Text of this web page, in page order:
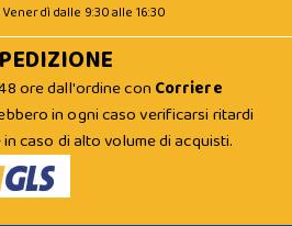
dalle 9:30 alle 16:30
ore dall'ordine con Corriere
in ogni caso verificarsi ritardi
caso di alto volume di acquisti.